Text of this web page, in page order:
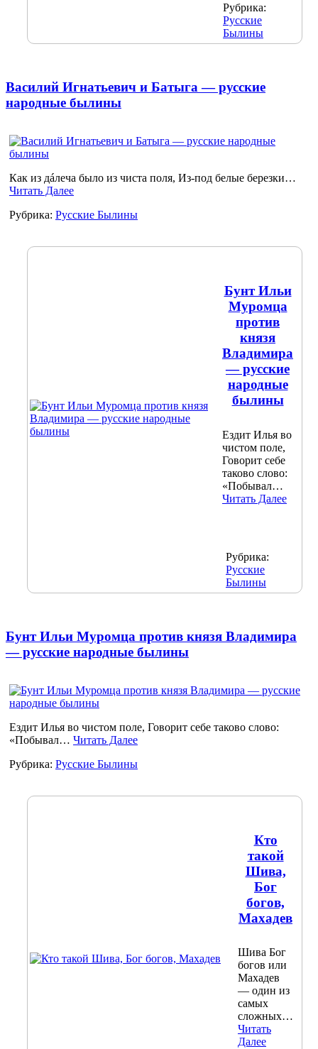
Рубрика:
Русские
Былины
Василий Игнатьевич и Батыга — русские
народные былины
Как из дáлеча было из чиста поля, Из-под белые березки…
Читать Далее
Рубрика: Русские Былины
Бунт Ильи
Муромца
против
князя
Владимира
— русские
народные
былины
Ездит Илья во
чистом поле,
Говорит себе
таково слово:
«Побывал…
Читать Далее
Рубрика:
Русские
Былины
Бунт Ильи Муромца против князя Владимира
— русские народные былины
Ездит Илья во чистом поле, Говорит себе таково слово:
«Побывал… Читать Далее
Рубрика: Русские Былины
Кто
такой
Шива,
Бог
богов,
Махадев
Шива Бог
богов или
Махадев
— один из
самых
сложных…
Читать
Далее